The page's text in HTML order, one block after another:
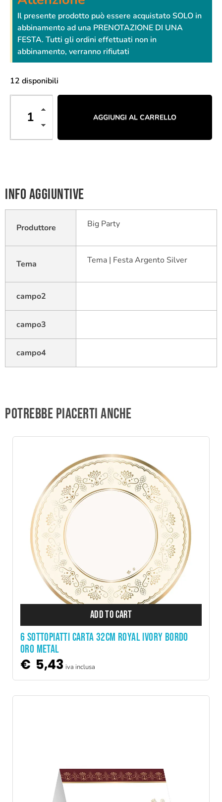
Il presente prodotto può essere acquistato SOLO in
abbinamento ad una PRENOTAZIONE DI UNA
FESTA. Tutti gli ordini effettuati non in
abbinamento, verranno rifiutati
12 disponibili
AGGIUNGI AL CARRELLO
Info aggiuntive
Produttore Big Party
Tema Tema | Festa Argento Silver
campo2
campo3
campo4
Potrebbe piacerti anche
ADD TO CART
6 SOTTOPIATTI CARTA 32CM ROYAL IVORY BORDO
ORO METAL
€ 5,43 iva inclusa